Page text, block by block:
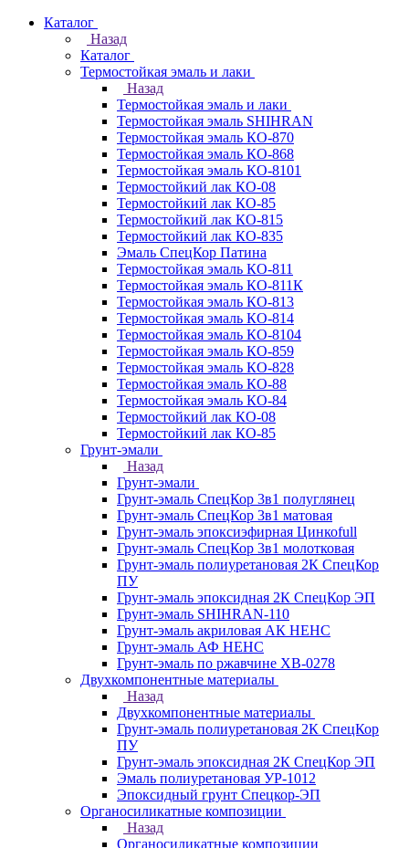
Каталог
Назад
Каталог
Термостойкая эмаль и лаки
Назад
Термостойкая эмаль и лаки
Термостойкая эмаль SHIHRAN
Термостойкая эмаль КО-870
Термостойкая эмаль КО-868
Термостойкая эмаль КО-8101
Термостойкий лак КО-08
Термостойкий лак КО-85
Термостойкий лак КО-815
Термостойкий лак КО-835
Эмаль СпецКор Патина
Термостойкая эмаль КО-811
Термостойкая эмаль КО-811К
Термостойкая эмаль КО-813
Термостойкая эмаль КО-814
Термостойкая эмаль КО-8104
Термостойкая эмаль КО-859
Термостойкая эмаль КО-828
Термостойкая эмаль КО-88
Термостойкая эмаль КО-84
Термостойкий лак КО-08
Термостойкий лак КО-85
Грунт-эмали
Назад
Грунт-эмали
Грунт-эмаль СпецКор 3в1 полуглянец
Грунт-эмаль СпецКор 3в1 матовая
Грунт-эмаль эпоксиэфирная Цинкоfull
Грунт-эмаль СпецКор 3в1 молотковая
Грунт-эмаль полиуретановая 2К СпецКор
ПУ
Грунт-эмаль эпоксидная 2К СпецКор ЭП
Грунт-эмаль SHIHRAN-110
Грунт-эмаль акриловая АК НЕНС
Грунт-эмаль АФ НЕНС
Грунт-эмаль по ржавчине ХВ-0278
Двухкомпонентные материалы
Назад
Двухкомпонентные материалы
Грунт-эмаль полиуретановая 2К СпецКор
ПУ
Грунт-эмаль эпоксидная 2К СпецКор ЭП
Эмаль полиуретановая УР-1012
Эпоксидный грунт Спецкор-ЭП
Органосиликатные композиции
Назад
Органосиликатные композиции